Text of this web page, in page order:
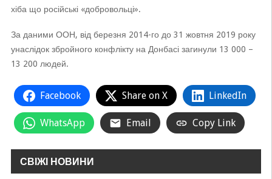
хіба що російські «добровольці».
За даними ООН, від березня 2014-го до 31 жовтня 2019 року
унаслідок збройного конфлікту на Донбасі загинули 13 000 –
13 200 людей.
Facebook Share on X LinkedIn
WhatsApp Email Copy Link
СВІЖІ НОВИНИ